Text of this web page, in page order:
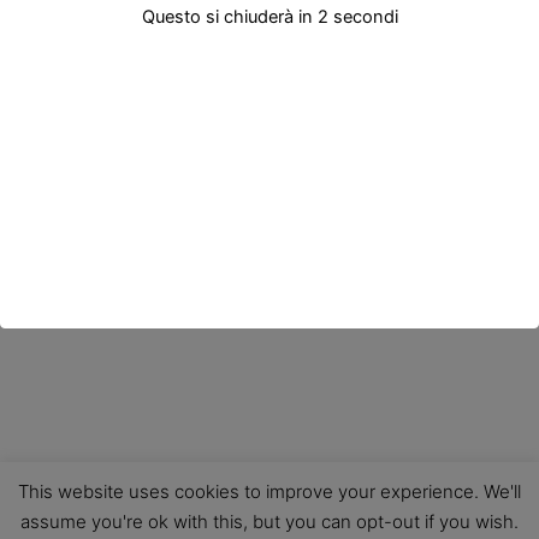
This website uses cookies to improve your experience. We'll
assume you're ok with this, but you can opt-out if you wish.
Questo si chiuderà in 2 secondi